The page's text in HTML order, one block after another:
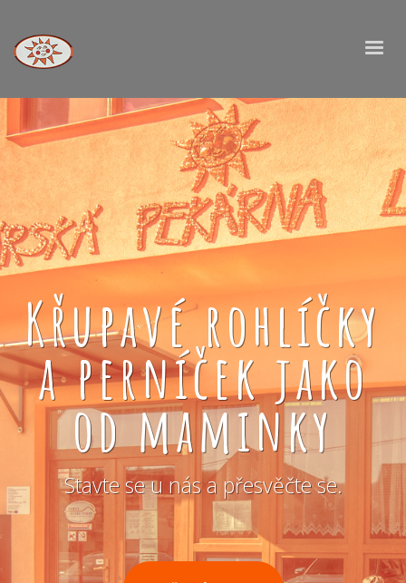
Křupavé rohlíčky
a perníček jako
od maminky
Stavte se u nás a přesvěčte se.